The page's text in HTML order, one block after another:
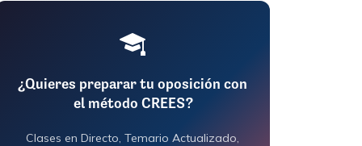
¿Quieres preparar tu oposición con
el método CREES?
Clases en Directo, Temario Actualizado,